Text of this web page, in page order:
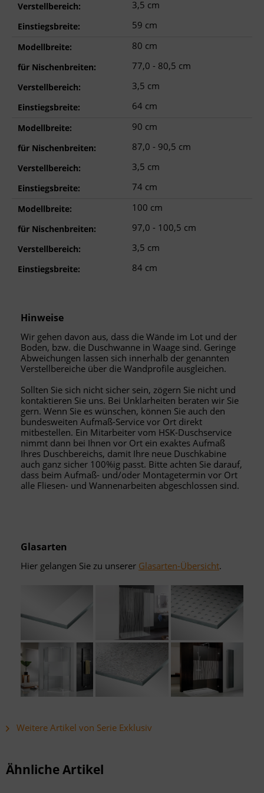
Verstellbereich: 3,5 cm
Einstiegsbreite: 59 cm
Modellbreite: 80 cm
für Nischenbreiten: 77,0 - 80,5 cm
Verstellbereich: 3,5 cm
Einstiegsbreite: 64 cm
Modellbreite: 90 cm
für Nischenbreiten: 87,0 - 90,5 cm
Verstellbereich: 3,5 cm
Einstiegsbreite: 74 cm
Modellbreite: 100 cm
für Nischenbreiten: 97,0 - 100,5 cm
Verstellbereich: 3,5 cm
Einstiegsbreite: 84 cm
Hinweise
Wir gehen davon aus, dass die Wände im Lot und der
Boden, bzw. die Duschwanne in Waage sind. Geringe
Abweichungen lassen sich innerhalb der genannten
Verstellbereiche über die Wandprofile ausgleichen.
Sollten Sie sich nicht sicher sein, zögern Sie nicht und
kontaktieren Sie uns. Bei Unklarheiten beraten wir Sie
gern. Wenn Sie es wünschen, können Sie auch den
bundesweiten Aufmaß-Service vor Ort direkt
mitbestellen. Ein Mitarbeiter vom HSK-Duschservice
nimmt dann bei Ihnen vor Ort ein exaktes Aufmaß
Ihres Duschbereichs, damit Ihre neue Duschkabine
auch ganz sicher 100%ig passt. Bitte achten Sie darauf,
dass beim Aufmaß- und/oder Montagetermin vor Ort
alle Fliesen- und Wannenarbeiten abgeschlossen sind.
Glasarten
Hier gelangen Sie zu unserer Glasarten-Übersicht.
Weitere Artikel von Serie Exklusiv
Ähnliche Artikel